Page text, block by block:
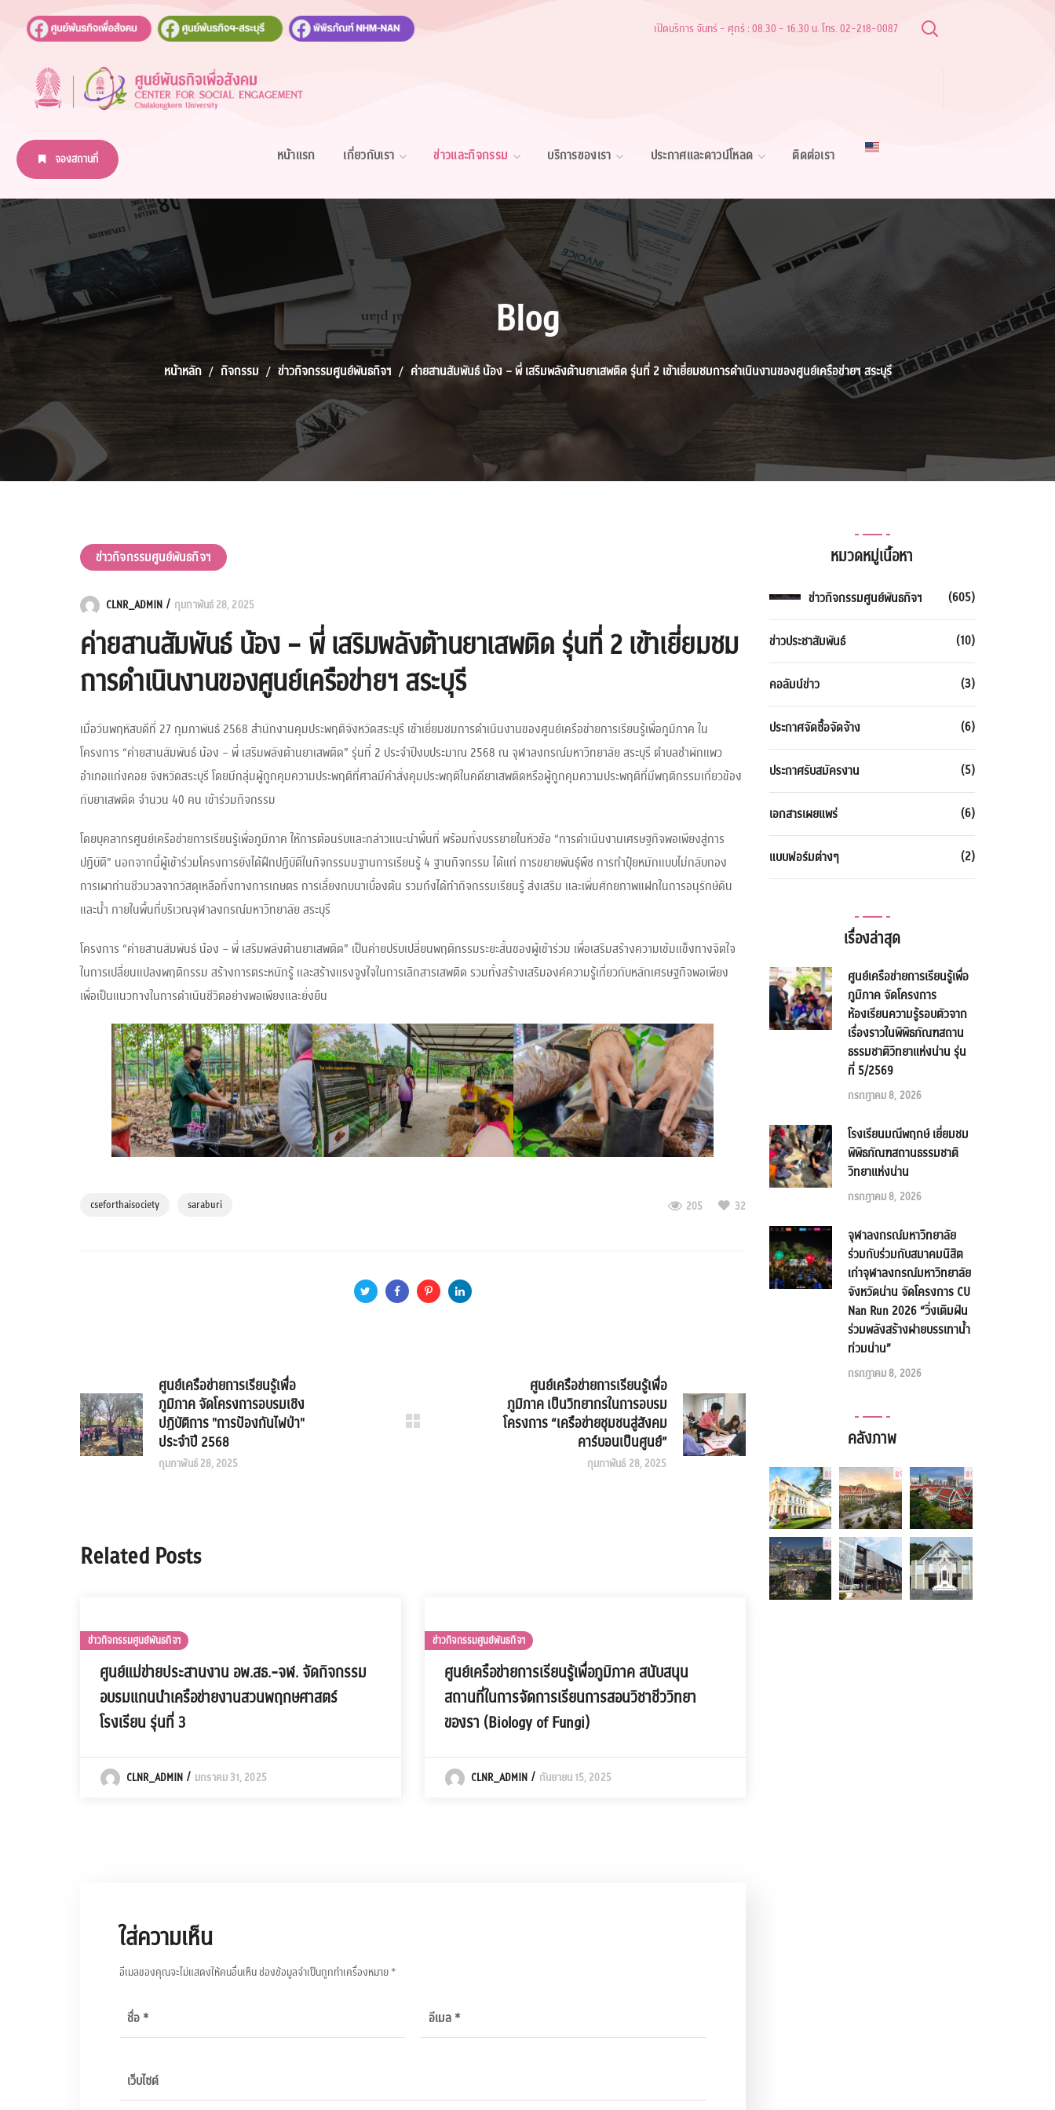
เปิดบริการ จันทร์ - ศุกร์ : 08.30 - 16.30 น. โทร. 02-218-0087
จองสถานที่ หน้าแรก เกี่ยวกับเรา ข่าวและกิจกรรม บริการของเรา ประกาศและดาวน์โหลด ติดต่อเรา
Blog
หน้าหลัก กิจกรรม ข่าวกิจกรรมศูนย์พันธกิจฯ ค่ายสานสัมพันธ์ น้อง – พี่ เสริมพลังต้านยาเสพติด รุ่นที่ 2 เข้าเยี่ยมชมการดำเนินงานของศูนย์เครือข่ายฯ สระบุรี
ข่าวกิจกรรมศูนย์พันธกิจฯ
CLNR_ADMIN กุมภาพันธ์ 28, 2025
ค่ายสานสัมพันธ์ น้อง – พี่ เสริมพลังต้านยาเสพติด รุ่นที่ 2 เข้าเยี่ยมชม
การดำเนินงานของศูนย์เครือข่ายฯ สระบุรี
เมื่อวันพฤหัสบดีที่ 27 กุมภาพันธ์ 2568 สำนักงานคุมประพฤติจังหวัดสระบุรี เข้าเยี่ยมชมการดำเนินงานของศูนย์เครือข่ายการเรียนรู้เพื่อภูมิภาค ใน
โครงการ “ค่ายสานสัมพันธ์ น้อง – พี่ เสริมพลังต้านยาเสพติด” รุ่นที่ 2 ประจำปีงบประมาณ 2568 ณ จุฬาลงกรณ์มหาวิทยาลัย สระบุรี ตำบลชำผักแพว
อำเภอแก่งคอย จังหวัดสระบุรี โดยมีกลุ่มผู้ถูกคุมความประพฤติที่ศาลมีคำสั่งคุมประพฤติในคดียาเสพติดหรือผู้ถูกคุมความประพฤติที่มีพฤติกรรมเกี่ยวข้อง
กับยาเสพติด จำนวน 40 คน เข้าร่วมกิจกรรม
โดยบุคลากรศูนย์เครือข่ายการเรียนรู้เพื่อภูมิภาค ให้การต้อนรับและกล่าวแนะนำพื้นที่ พร้อมทั้งบรรยายในหัวข้อ “การดำเนินงานเศรษฐกิจพอเพียงสู่การ
ปฏิบัติ” นอกจากนี้ผู้เข้าร่วมโครงการยังได้ฝึกปฏิบัติในกิจกรรมมฐานการเรียนรู้ 4 ฐานกิจกรรม ได้แก่ การขยายพันธุ์พืช การทำปุ๋ยหมักแบบไม่กลับกอง
การเผาถ่านชีวมวลจากวัสดุเหลือทิ้งทางการเกษตร การเลี้ยงกบนาเบื้องต้น รวมถึงได้ทำกิจกรรมเรียนรู้ ส่งเสริม และเพิ่มศักยภาพแฝกในการอนุรักษ์ดิน
และน้ำ ภายในพื้นที่บริเวณจุฬาลงกรณ์มหาวิทยาลัย สระบุรี
โครงการ “ค่ายสานสัมพันธ์ น้อง – พี่ เสริมพลังต้านยาเสพติด” เป็นค่ายปรับเปลี่ยนพฤติกรรมระยะสั้นของผู้เข้าร่วม เพื่อเสริมสร้างความเข้มแข็งทางจิตใจ
ในการเปลี่ยนแปลงพฤติกรรม สร้างการตระหนักรู้ และสร้างแรงจูงใจในการเลิกสารเสพติด รวมทั้งสร้างเสริมองค์ความรู้เกี่ยวกับหลักเศรษฐกิจพอเพียง
เพื่อเป็นแนวทางในการดำเนินชีวิตอย่างพอเพียงและยั่งยืน
cseforthaisociety saraburi 205 32
ศูนย์เครือข่ายการเรียนรู้เพื่อ
ภูมิภาค จัดโครงการอบรมเชิง
ปฏิบัติการ "การป้องกันไฟป่า"
ประจำปี 2568
กุมภาพันธ์ 28, 2025
ศูนย์เครือข่ายการเรียนรู้เพื่อ
ภูมิภาค เป็นวิทยากรในการอบรม
โครงการ “เครือข่ายชุมชนสู่สังคม
คาร์บอนเป็นศูนย์”
กุมภาพันธ์ 28, 2025
Related Posts
ข่าวกิจกรรมศูนย์พันธกิจฯ
ศูนย์แม่ข่ายประสานงาน อพ.สธ.-จฬ. จัดกิจกรรม
อบรมแกนนำเครือข่ายงานสวนพฤกษศาสตร์
โรงเรียน รุ่นที่ 3
CLNR_ADMIN มกราคม 31, 2025
ข่าวกิจกรรมศูนย์พันธกิจฯ
ศูนย์เครือข่ายการเรียนรู้เพื่อภูมิภาค สนับสนุน
สถานที่ในการจัดการเรียนการสอนวิชาชีววิทยา
ของรา (Biology of Fungi)
CLNR_ADMIN กันยายน 15, 2025
ใส่ความเห็น
อีเมลของคุณจะไม่แสดงให้คนอื่นเห็นช่องข้อมูลจำเป็นถูกทำเครื่องหมาย *
หมวดหมู่เนื้อหา
ข่าวกิจกรรมศูนย์พันธกิจฯ (605)
ข่าวประชาสัมพันธ์ (10)
คอลัมน์ข่าว (3)
ประกาศจัดซื้อจัดจ้าง (6)
ประกาศรับสมัครงาน (5)
เอกสารเผยแพร่ (6)
แบบฟอร์มต่างๆ (2)
เรื่องล่าสุด
ศูนย์เครือข่ายการเรียนรู้เพื่อ
ภูมิภาค จัดโครงการ
ห้องเรียนความรู้รอบตัวจาก
เรื่องราวในพิพิธภัณฑสถาน
ธรรมชาติวิทยาแห่งน่าน รุ่น
ที่ 5/2569
กรกฎาคม 8, 2026
โรงเรียนมณีพฤกษ์ เยี่ยมชม
พิพิธภัณฑสถานธรรมชาติ
วิทยาแห่งน่าน
กรกฎาคม 8, 2026
จุฬาลงกรณ์มหาวิทยาลัย
ร่วมกับร่วมกับสมาคมนิสิต
เก่าจุฬาลงกรณ์มหาวิทยาลัย
จังหวัดน่าน จัดโครงการ CU
Nan Run 2026 “วิ่งเติมฝัน
ร่วมพลังสร้างฝายบรรเทาน้ำ
ท่วมน่าน”
กรกฎาคม 8, 2026
คลังภาพ